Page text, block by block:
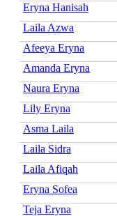
Eryna Hanisah
Laila Azwa
Afeeya Eryna
Amanda Eryna
Naura Eryna
Lily Eryna
Asma Laila
Laila Sidra
Laila Afiqah
Eryna Sofea
Teja Eryna